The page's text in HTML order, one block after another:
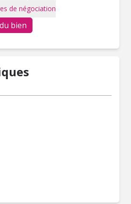
de négociation
bien